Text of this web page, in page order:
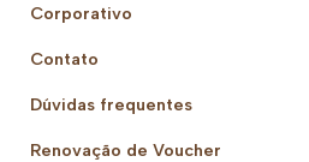
Corporativo
Contato
Dúvidas frequentes
Renovação de Voucher